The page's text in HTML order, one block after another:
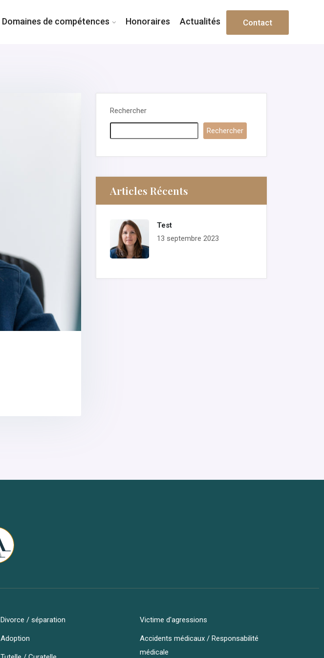
Domaines de compétences Honoraires Actualités Contact
Rechercher
Rechercher
Articles Récents
Test
13 septembre 2023
Divorce / séparation
Adoption
Victime d'agressions
Accidents médicaux / Responsabilité
médicale